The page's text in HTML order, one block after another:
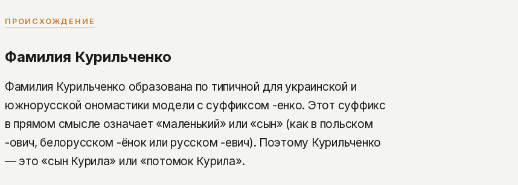
ПРОИСХОЖДЕНИЕ
Фамилия Курильченко
Фамилия Курильченко образована по типичной для украинской и
южнорусской ономастики модели с суффиксом -енко. Этот суффикс
в прямом смысле означает «маленький» или «сын» (как в польском
-ович, белорусском -ёнок или русском -евич). Поэтому Курильченко
— это «сын Курила» или «потомок Курила».